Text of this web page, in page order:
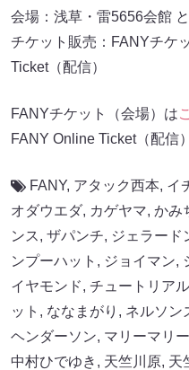
会場：浅草・雷5656会館
チケット販売：FANYチケ
Ticket（配信）
FANYチケット（会場）は
FANY Online Ticket（配信
FANY, アタック西本, イ
オダウエダ, カゲヤマ, かみ
ンス, ザパンチ, ジェラード
ンプーハット , ジョイマン,
イヤモンド, チュートリアル
ット , ななまがり , ネルソン
ヘンダーソン, マリーマリー
中村ひでゆき , 天竺川原, 天